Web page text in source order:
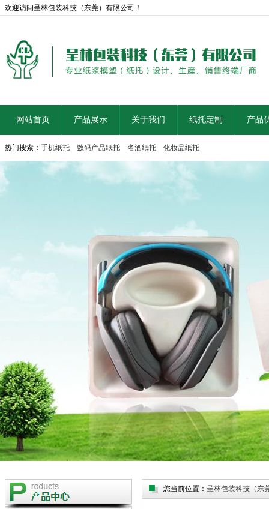
欢迎访问呈林包装科技（东莞）有限公司！
网站首页 产品展示 关于我们 纸托定制 产品
热门搜索： 手机纸托 数码产品纸托 名酒纸托 化妆品纸托
您当前位置： 呈林包装科技（东